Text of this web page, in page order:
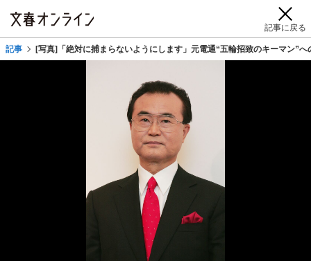
記事に戻る
記事 [写真]「絶対に捕まらないようにします」元電通“五輪招致のキーマン”